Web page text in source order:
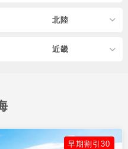
北陸
近畿
早期割引30